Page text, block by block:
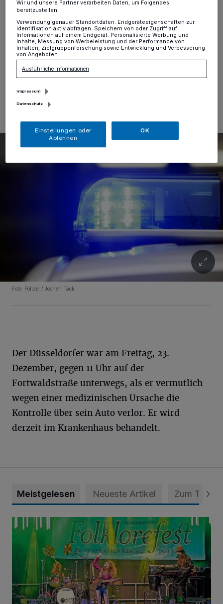
Der 74-jährige Fahrer eines Pkw ist von der Straße
abgekommen, über den Bürgersteig gerollt und in einer
Hecke zum Stehen gekommen.
23.12.2022 , 13:28 Uhr
Foto: Polizei / Jochen Tack
Der Düsseldorfer war am Freitag, 23.
Dezember, gegen 11 Uhr auf der
Fortwaldstraße unterwegs, als er vermutlich
wegen einer medizinischen Ursache die
Kontrolle über sein Auto verlor. Er wird
derzeit im Krankenhaus behandelt.
Meistgelesen Neueste Artikel Zum Thema
Folklorefest Krefeld – „Frauen dieser Welt“
Wir und unsere Partner verarbeiten Daten, um Folgendes
bereitzustellen:
Verwendung genauer Standortdaten. Endgeräteeigenschaften zur
Identifikation aktiv abfragen. Speichern von oder Zugriff auf
Informationen auf einem Endgerät. Personalisierte Werbung und
Inhalte, Messung von Werbeleistung und der Performance von
Inhalten, Zielgruppenforschung sowie Entwicklung und Verbesserung
von Angeboten.
Ausführliche Informationen
Impressum
Datenschutz
Einstellungen oder
Ablehnen
OK